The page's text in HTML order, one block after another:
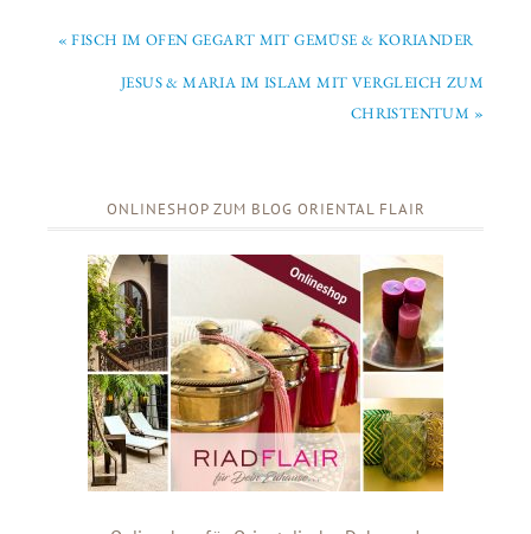
« FISCH IM OFEN GEGART MIT GEMÜSE & KORIANDER
JESUS & MARIA IM ISLAM MIT VERGLEICH ZUM
CHRISTENTUM »
ONLINESHOP ZUM BLOG ORIENTAL FLAIR